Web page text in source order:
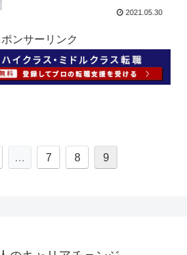
2021.05.30
ポンサーリンク
… 7 8 9